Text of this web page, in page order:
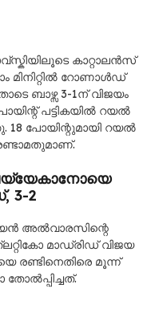
കാറ്റാലൻസ്
മിനിറ്റിൽ റോണാൾഡ്
ബാഴ്സ 3-1ന് വിജയം
പട്ടികയിൽ റയൽ
പോയിന്റുമായി റയൽ
3-2
അൽവാരസിന്റെ
മാഡ്രിഡ് വിജയ
രണ്ടിനെതിരെ മൂന്ന്